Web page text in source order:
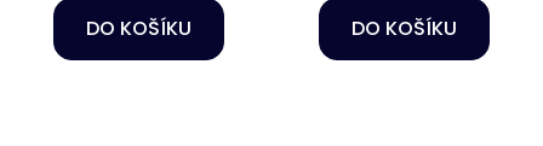
DO KOŠÍKU DO KOŠÍKU